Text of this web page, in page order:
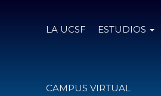
LA UCSF ESTUDIOS
CAMPUS VIRTUAL